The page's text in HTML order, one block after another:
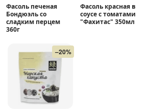
Фасоль печеная
Бондюэль со
сладким перцем
360г
Фасоль красная в
соусе с томатами
"Фахитас" 350мл
–20%